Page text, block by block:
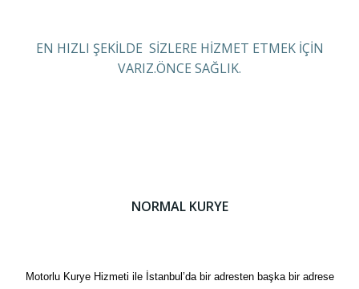
EN HIZLI ŞEKİLDE SİZLERE HİZMET ETMEK İÇİN
VARIZ.ÖNCE SAĞLIK.
NORMAL KURYE
Motorlu Kurye Hizmeti ile İstanbul’da bir adresten başka bir adrese